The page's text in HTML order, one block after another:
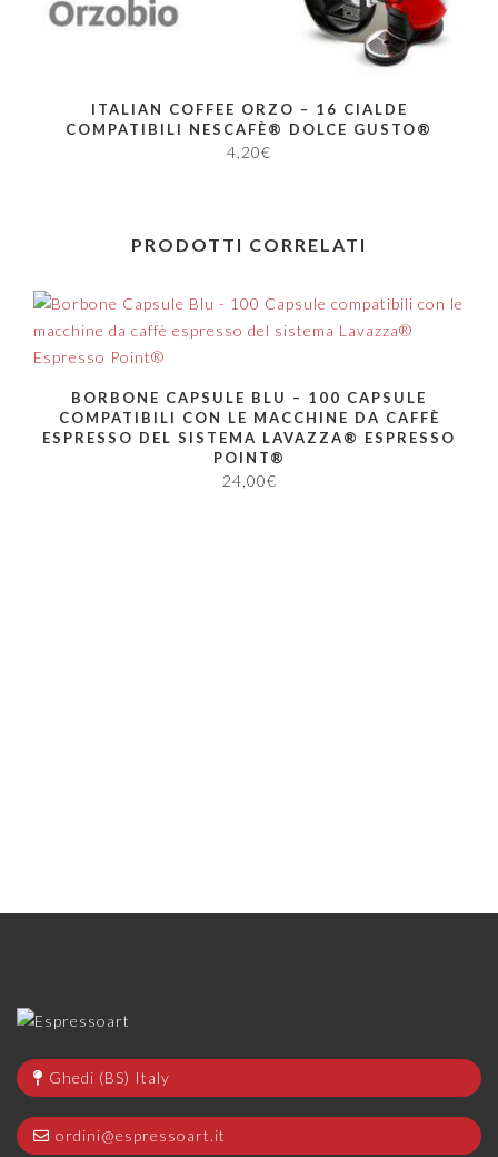
ITALIAN COFFEE ORZO – 16 CIALDE
COMPATIBILI NESCAFÈ® DOLCE GUSTO®
4,20€
PRODOTTI CORRELATI
BORBONE CAPSULE BLU – 100 CAPSULE
COMPATIBILI CON LE MACCHINE DA CAFFÈ
ESPRESSO DEL SISTEMA LAVAZZA® ESPRESSO
POINT®
24,00€
Ghedi (BS) Italy
ordini@espressoart.it